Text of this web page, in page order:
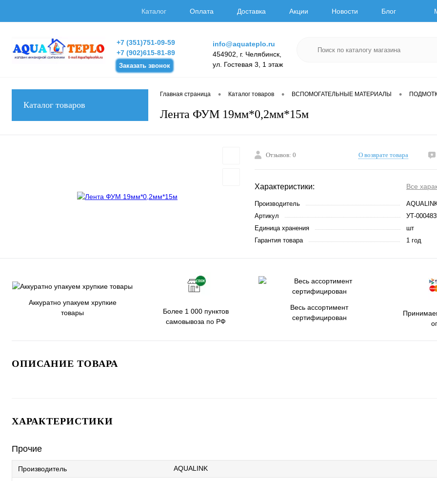
Каталог Оплата Доставка Акции Новости Блог
+7 (351)751-09-59
+7 (902)615-81-89
Заказать звонок
info@aquateplo.ru
454902, г. Челябинск,
ул. Гостевая 3, 1 этаж
Каталог товаров
Главная страница • Каталог товаров • ВСПОМОГАТЕЛЬНЫЕ МАТЕРИАЛЫ •
Лента ФУМ 19мм*0,2мм*15м
Отзывов: 0 О возврате товара
Характеристики: Все
Производитель
Артикул
УТ-
Единица хранения
шт
Гарантия товара
1 год
Аккуратно упакуем хрупкие
товары
Более 1 000 пунктов
самовывоза по РФ
Весь ассортимент
сертифицирован
ОПИСАНИЕ ТОВАРА
ХАРАКТЕРИСТИКИ
Прочие
Производитель AQUALINK